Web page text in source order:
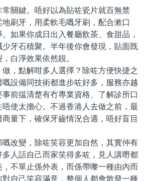
鍵。唔好以為貼咗瓷片就百無禁
刷牙，用柔軟毛嘅牙刷，配合漱口
如果你成日出入餐廳飲茶、食甜品，
牙石積聚。半年後你會發現，貼面既
白淨效果依然靚。
點解咁多人選擇？除咗方便快捷之
設備同技術都進步咗好多，服務亦越
前揾清楚有冇專業資格、了解診所口
使太擔心。不過香港人去做之前，最
量下，確保牙齒情況合適，唔好盲目
變，除咗笑容更加自然，其實仲有
人話自己而家笑得多咗，見人講嘢都
，不單止係外表，而係帶嚟一種由內而
自己笑容滿意，整個人都會散發一種